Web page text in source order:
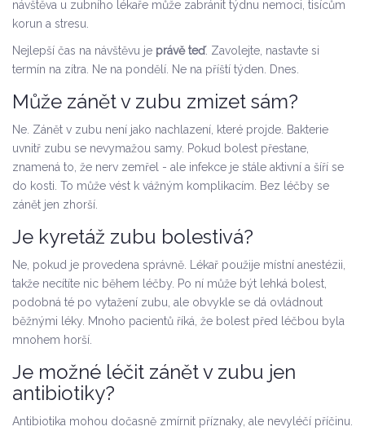
návštěva u zubního lékaře může zabránit týdnu nemoci, tisícům
korun a stresu.
Nejlepší čas na návštěvu je právě teď. Zavolejte, nastavte si
termín na zítra. Ne na pondělí. Ne na příští týden. Dnes.
Může zánět v zubu zmizet sám?
Ne. Zánět v zubu není jako nachlazení, které projde. Bakterie
uvnitř zubu se nevymažou samy. Pokud bolest přestane,
znamená to, že nerv zemřel - ale infekce je stále aktivní a šíří se
do kosti. To může vést k vážným komplikacím. Bez léčby se
zánět jen zhorší.
Je kyretáž zubu bolestivá?
Ne, pokud je provedena správně. Lékař použije místní anestézii,
takže necítíte nic během léčby. Po ní může být lehká bolest,
podobná té po vytažení zubu, ale obvykle se dá ovládnout
běžnými léky. Mnoho pacientů říká, že bolest před léčbou byla
mnohem horší.
Je možné léčit zánět v zubu jen
antibiotiky?
Antibiotika mohou dočasně zmírnit příznaky, ale nevyléčí příčinu.